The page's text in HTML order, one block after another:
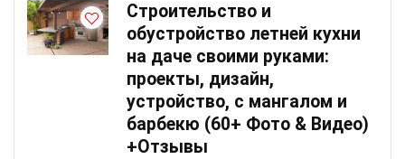
Строительство и
обустройство летней кухни
на даче своими руками:
проекты, дизайн,
устройство, с мангалом и
барбекю (60+ Фото & Видео)
+Отзывы